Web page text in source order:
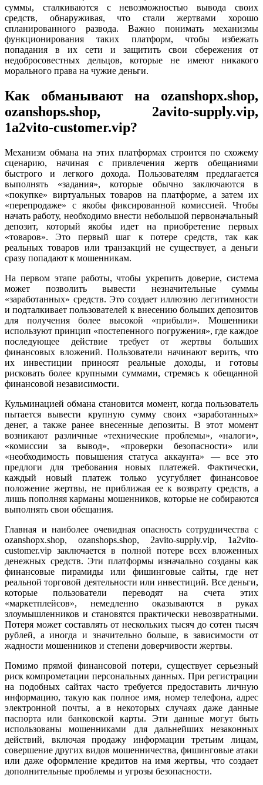
суммы, сталкиваются с невозможностью вывода своих
средств, обнаруживая, что стали жертвами хорошо
спланированного развода. Важно понимать механизмы
функционирования таких платформ, чтобы избежать
попадания в их сети и защитить свои сбережения от
недобросовестных дельцов, которые не имеют никакого
морального права на чужие деньги.
Как обманывают на ozanshopx.shop,
ozanshops.shop, 2avito-supply.vip,
1a2vito-customer.vip?
Механизм обмана на этих платформах строится по схожему
сценарию, начиная с привлечения жертв обещаниями
быстрого и легкого дохода. Пользователям предлагается
выполнять «задания», которые обычно заключаются в
«покупке» виртуальных товаров на платформе, а затем их
«перепродаже» с якобы фиксированной комиссией. Чтобы
начать работу, необходимо внести небольшой первоначальный
депозит, который якобы идет на приобретение первых
«товаров». Это первый шаг к потере средств, так как
реальных товаров или транзакций не существует, а деньги
сразу попадают к мошенникам.
На первом этапе работы, чтобы укрепить доверие, система
может позволить вывести незначительные суммы
«заработанных» средств. Это создает иллюзию легитимности
и подталкивает пользователей к внесению больших депозитов
для получения более высокой «прибыли». Мошенники
используют принцип «постепенного погружения», где каждое
последующее действие требует от жертвы больших
финансовых вложений. Пользователи начинают верить, что
их инвестиции приносят реальные доходы, и готовы
рисковать более крупными суммами, стремясь к обещанной
финансовой независимости.
Кульминацией обмана становится момент, когда пользователь
пытается вывести крупную сумму своих «заработанных»
денег, а также ранее внесенные депозиты. В этот момент
возникают различные «технические проблемы», «налоги»,
«комиссии за вывод», «проверки безопасности» или
«необходимость повышения статуса аккаунта» — все это
предлоги для требования новых платежей. Фактически,
каждый новый платеж только усугубляет финансовое
положение жертвы, не приближая ее к возврату средств, а
лишь пополняя карманы мошенников, которые не собираются
выполнять свои обещания.
Главная и наиболее очевидная опасность сотрудничества с
ozanshopx.shop, ozanshops.shop, 2avito-supply.vip, 1a2vito-
customer.vip заключается в полной потере всех вложенных
денежных средств. Эти платформы изначально созданы как
финансовые пирамиды или фишинговые сайты, где нет
реальной торговой деятельности или инвестиций. Все деньги,
которые пользователи переводят на счета этих
«маркетплейсов», немедленно оказываются в руках
злоумышленников и становятся практически невозвратными.
Потеря может составлять от нескольких тысяч до сотен тысяч
рублей, а иногда и значительно больше, в зависимости от
жадности мошенников и степени доверчивости жертвы.
Помимо прямой финансовой потери, существует серьезный
риск компрометации персональных данных. При регистрации
на подобных сайтах часто требуется предоставить личную
информацию, такую как полное имя, номер телефона, адрес
электронной почты, а в некоторых случаях даже данные
паспорта или банковской карты. Эти данные могут быть
использованы мошенниками для дальнейших незаконных
действий, включая продажу информации третьим лицам,
совершение других видов мошенничества, фишинговые атаки
или даже оформление кредитов на имя жертвы, что создает
дополнительные проблемы и угрозы безопасности.